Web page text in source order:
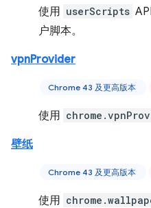
使用 userScripts
户脚本。
vpnProvider
Chrome 43 及更高版本
使用
壁纸
Chrome 43 及更高版本
使用